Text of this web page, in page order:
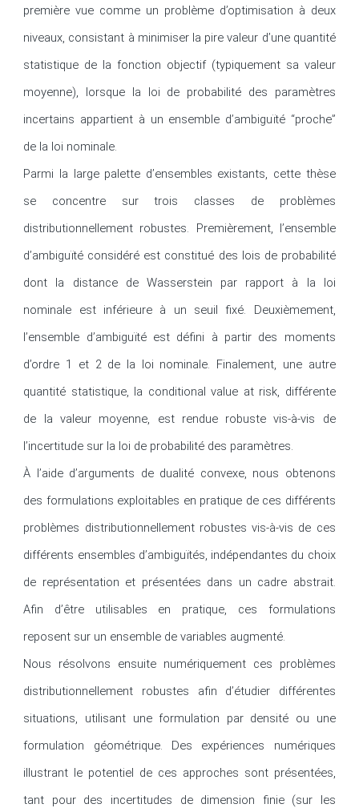
première vue comme un problème d’optimisation à deux
niveaux, consistant à minimiser la pire valeur d’une quantité
statistique de la fonction objectif (typiquement sa valeur
moyenne), lorsque la loi de probabilité des paramètres
incertains appartient à un ensemble d’ambiguïté “proche”
de la loi nominale.
Parmi la large palette d’ensembles existants, cette thèse
se concentre sur trois classes de problèmes
distributionnellement robustes. Premièrement, l’ensemble
d’ambiguïté considéré est constitué des lois de probabilité
dont la distance de Wasserstein par rapport à la loi
nominale est inférieure à un seuil fixé. Deuxièmement,
l’ensemble d’ambiguïté est défini à partir des moments
d’ordre 1 et 2 de la loi nominale. Finalement, une autre
quantité statistique, la conditional value at risk, différente
de la valeur moyenne, est rendue robuste vis-à-vis de
l’incertitude sur la loi de probabilité des paramètres.
À l’aide d’arguments de dualité convexe, nous obtenons
des formulations exploitables en pratique de ces différents
problèmes distributionnellement robustes vis-à-vis de ces
différents ensembles d’ambiguïtés, indépendantes du choix
de représentation et présentées dans un cadre abstrait.
Afin d’être utilisables en pratique, ces formulations
reposent sur un ensemble de variables augmenté.
Nous résolvons ensuite numériquement ces problèmes
distributionnellement robustes afin d’étudier différentes
situations, utilisant une formulation par densité ou une
formulation géométrique. Des expériences numériques
illustrant le potentiel de ces approches sont présentées,
tant pour des incertitudes de dimension finie (sur les